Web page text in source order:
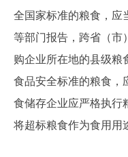
全国家标准的粮食，应
等部门报告，跨省（市
购企业所在地的县级粮
食品安全标准的粮食，
食储存企业应严格执行
将超标粮食作为食用用